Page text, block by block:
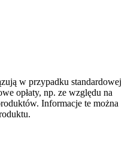
w przypadku standardowej
opłaty, np. ze względu na
Informacje te można